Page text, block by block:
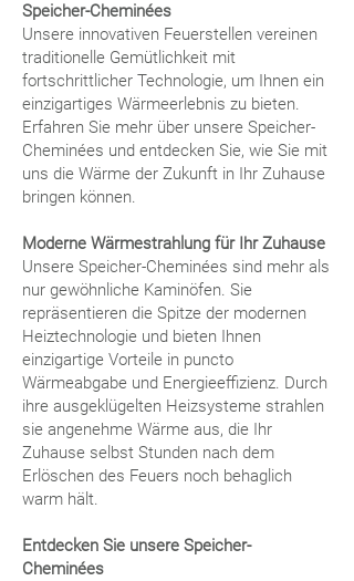
Speicher-Cheminées
Unsere innovativen Feuerstellen vereinen
traditionelle Gemütlichkeit mit
fortschrittlicher Technologie, um Ihnen ein
einzigartiges Wärmeerlebnis zu bieten.
Erfahren Sie mehr über unsere Speicher-
Cheminées und entdecken Sie, wie Sie mit
uns die Wärme der Zukunft in Ihr Zuhause
bringen können.
Moderne Wärmestrahlung für Ihr Zuhause
Unsere Speicher-Cheminées sind mehr als
nur gewöhnliche Kaminöfen. Sie
repräsentieren die Spitze der modernen
Heiztechnologie und bieten Ihnen
einzigartige Vorteile in puncto
Wärmeabgabe und Energieeffizienz. Durch
ihre ausgeklügelten Heizsysteme strahlen
sie angenehme Wärme aus, die Ihr
Zuhause selbst Stunden nach dem
Erlöschen des Feuers noch behaglich
warm hält.
Entdecken Sie unsere Speicher-
Cheminées